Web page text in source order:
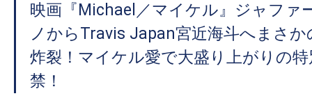
映画『Michael／マイケル』ジャファ
ノからTravis Japan宮近海斗へまさか
炸裂！マイケル愛で大盛り上がりの
禁！